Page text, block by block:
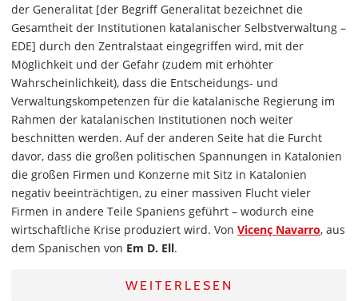
der Generalitat [der Begriff Generalitat bezeichnet die
Gesamtheit der Institutionen katalanischer Selbstverwaltung –
EDE] durch den Zentralstaat eingegriffen wird, mit der
Möglichkeit und der Gefahr (zudem mit erhöhter
Wahrscheinlichkeit), dass die Entscheidungs- und
Verwaltungskompetenzen für die katalanische Regierung im
Rahmen der katalanischen Institutionen noch weiter
beschnitten werden. Auf der anderen Seite hat die Furcht
davor, dass die großen politischen Spannungen in Katalonien
die großen Firmen und Konzerne mit Sitz in Katalonien
negativ beeinträchtigen, zu einer massiven Flucht vieler
Firmen in andere Teile Spaniens geführt – wodurch eine
wirtschaftliche Krise produziert wird. Von Vicenç Navarro, aus
dem Spanischen von Em D. Ell.
WEITERLESEN